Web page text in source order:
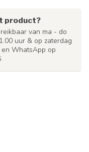
product?
van ma - do
uur & op zaterdag
WhatsApp op